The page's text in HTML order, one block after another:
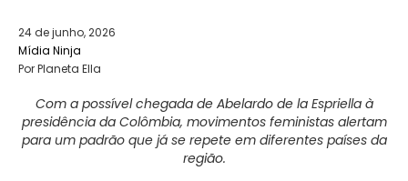
24 de junho, 2026
Mídia Ninja
Por Planeta Ella
Com a possível chegada de Abelardo de la Espriella à
presidência da Colômbia, movimentos feministas alertam
para um padrão que já se repete em diferentes países da
região.